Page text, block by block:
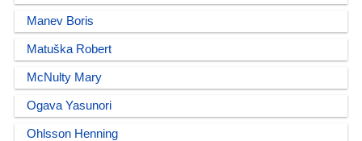
Manev Boris
Matuška Robert
McNulty Mary
Ogava Yasunori
Ohlsson Henning